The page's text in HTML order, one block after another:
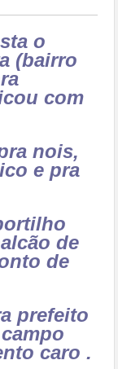
o
(bairro
com
nois,
e pra
de
de
prefeito
caro .